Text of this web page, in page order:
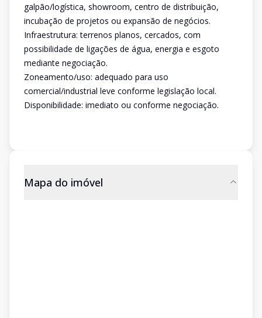
galpão/logística, showroom, centro de distribuição,
incubação de projetos ou expansão de negócios.
Infraestrutura: terrenos planos, cercados, com
possibilidade de ligações de água, energia e esgoto
mediante negociação.
Zoneamento/uso: adequado para uso
comercial/industrial leve conforme legislação local.
Disponibilidade: imediato ou conforme negociação.
Mapa do imóvel